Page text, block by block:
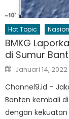
Hot Topic
BMKG
di Sumur
Posted
on
Januari 14, 2022
Channel9.id –
Banten kembali
dengan kekuatan